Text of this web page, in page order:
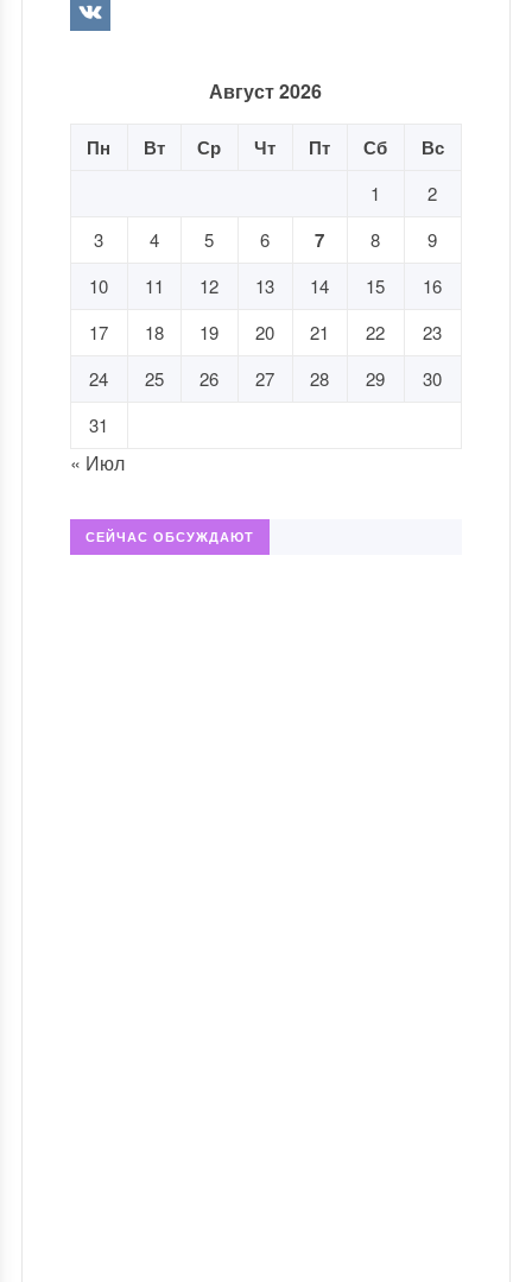
Август 2026
Пн Вт Ср Чт Пт Сб Вс
1
2
3
4 5 6 7 8
9
10
11 12 13 14 15
16
17
18 19 20 21 22
23
24
25 26 27 28 29
30
31
« Июл
СЕЙЧАС ОБСУЖДАЮТ